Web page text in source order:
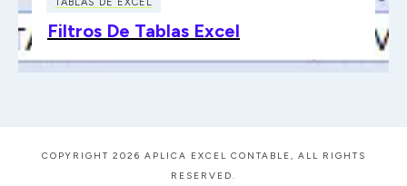
Filtros De Tablas Excel
COPYRIGHT 2026 APLICA EXCEL CONTABLE, ALL RIGHTS
RESERVED.